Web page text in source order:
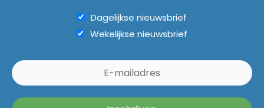
Dagelijkse nieuwsbrief
Wekelijkse nieuwsbrief